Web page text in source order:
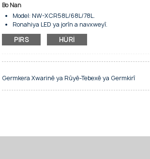
Bo Nan
Model: NW-XCR58L/68L/78L.
Ronahiya LED ya jorîn a navxweyî.
Kontrolker û dîmendera dîjîtal.
Rafên kromê yên verastkirî.
PIRS HÛRÎ
Germkera Xwarinê ya Rûyê-Tebexê ya Germkirî